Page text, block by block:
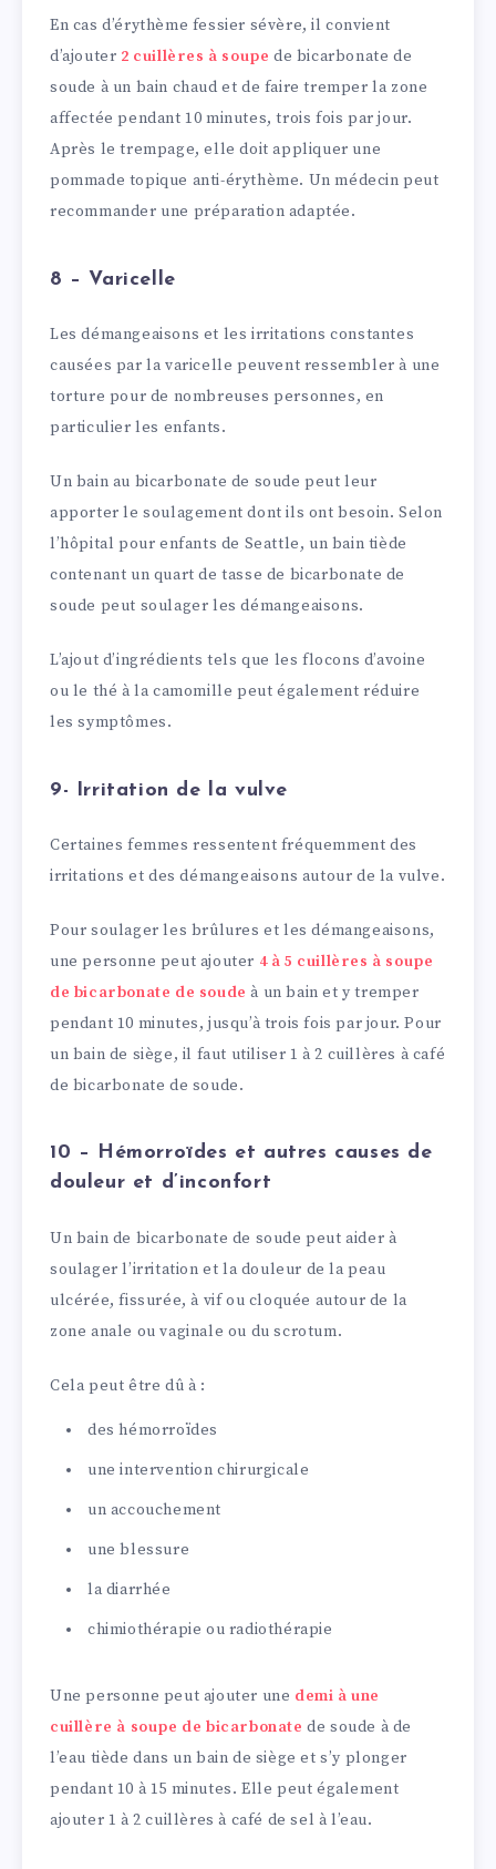
En cas d’érythème fessier sévère, il convient
d’ajouter 2 cuillères à soupe de bicarbonate de
soude à un bain chaud et de faire tremper la zone
affectée pendant 10 minutes, trois fois par jour.
Après le trempage, elle doit appliquer une
pommade topique anti-érythème. Un médecin peut
recommander une préparation adaptée.
8 – Varicelle
Les démangeaisons et les irritations constantes
causées par la varicelle peuvent ressembler à une
torture pour de nombreuses personnes, en
particulier les enfants.
Un bain au bicarbonate de soude peut leur
apporter le soulagement dont ils ont besoin. Selon
l’hôpital pour enfants de Seattle, un bain tiède
contenant un quart de tasse de bicarbonate de
soude peut soulager les démangeaisons.
L’ajout d’ingrédients tels que les flocons d’avoine
ou le thé à la camomille peut également réduire
les symptômes.
9- Irritation de la vulve
Certaines femmes ressentent fréquemment des
irritations et des démangeaisons autour de la vulve.
Pour soulager les brûlures et les démangeaisons,
une personne peut ajouter 4 à 5 cuillères à soupe
de bicarbonate de soude à un bain et y tremper
pendant 10 minutes, jusqu’à trois fois par jour. Pour
un bain de siège, il faut utiliser 1 à 2 cuillères à café
de bicarbonate de soude.
10 – Hémorroïdes et autres causes de
douleur et d’inconfort
Un bain de bicarbonate de soude peut aider à
soulager l’irritation et la douleur de la peau
ulcérée, fissurée, à vif ou cloquée autour de la
zone anale ou vaginale ou du scrotum.
Cela peut être dû à :
des hémorroïdes
une intervention chirurgicale
un accouchement
une blessure
la diarrhée
chimiothérapie ou radiothérapie
Une personne peut ajouter une demi à une
cuillère à soupe de bicarbonate de soude à de
l’eau tiède dans un bain de siège et s’y plonger
pendant 10 à 15 minutes. Elle peut également
ajouter 1 à 2 cuillères à café de sel à l’eau.